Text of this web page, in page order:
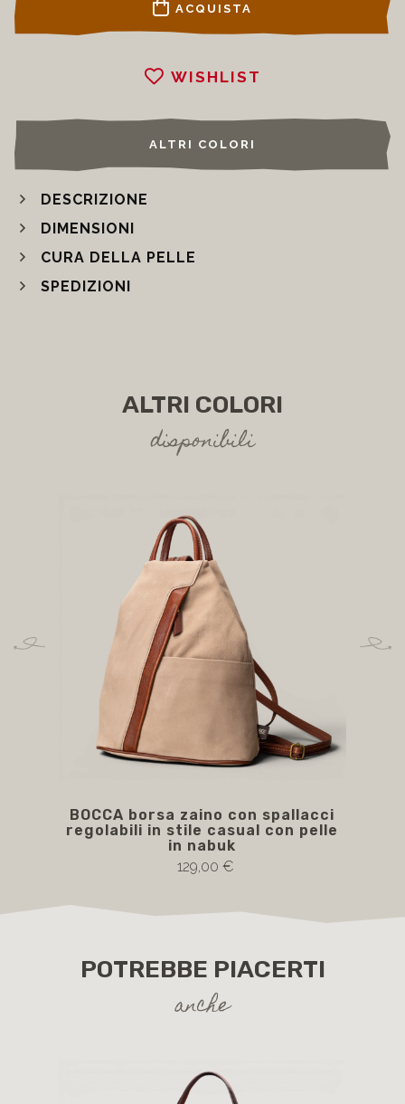
ACQUISTA
WISHLIST
ALTRI COLORI
DESCRIZIONE
DIMENSIONI
CURA DELLA PELLE
SPEDIZIONI
ALTRI COLORI
disponibili
BOCCA borsa zaino con spallacci
regolabili in stile casual con pelle
in nabuk
129,00 €
POTREBBE PIACERTI
anche